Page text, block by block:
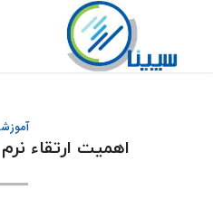
اهمیت ارتقاء